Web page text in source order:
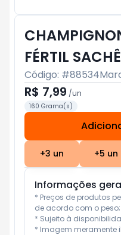
FÉRTIL
Código: #88534
R$ 7,99 /un
160 Grama(s)
+3 un +5 un
Informações
* Preços de produtos
de acordo com o peso;
* Sujeito à
* Imagem meramente